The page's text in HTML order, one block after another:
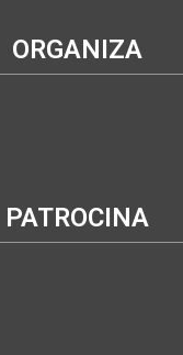
ORGANIZA
PATROCINA